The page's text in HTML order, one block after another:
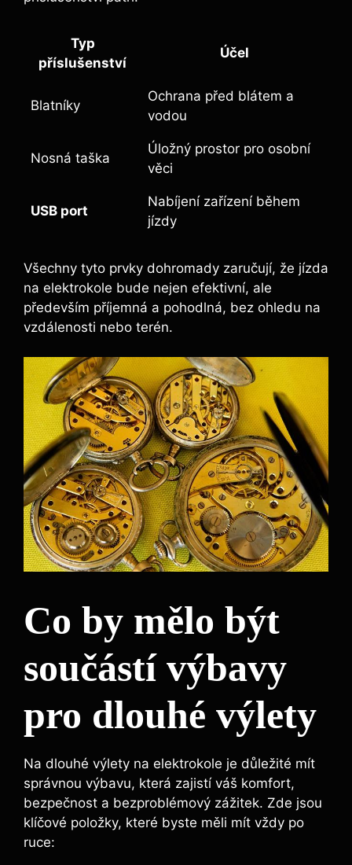
Typ
příslušenství
Účel
Blatníky
Ochrana před blátem a
vodou
Nosná taška
Úložný prostor pro osobní
věci
USB port
Nabíjení zařízení během
jízdy
Všechny tyto prvky dohromady zaručují, že jízda
na elektrokole bude nejen efektivní, ale
především příjemná a pohodlná, bez ohledu na
vzdálenosti nebo terén.
Co by mělo být
součástí výbavy
pro dlouhé výlety
Na dlouhé výlety na elektrokole je důležité mít
správnou výbavu, která zajistí váš komfort,
bezpečnost a bezproblémový zážitek. Zde jsou
klíčové položky, které byste měli mít vždy po
ruce: